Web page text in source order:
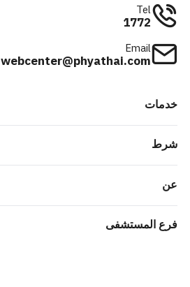
Tel
1772
Email
webcenter@phyathai.com
خدمات
شرط
عن
فرع المستشفى